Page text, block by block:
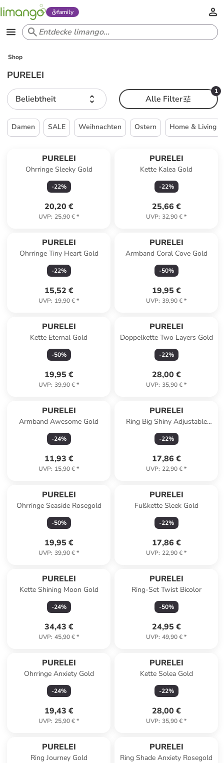
family
Shop
PURELEI
Beliebtheit
1
Alle Filter
Damen SALE Weihnachten Ostern Home & Living
PURELEI
Ohrringe Sleeky Gold
-22%
20,20 €
UVP: 25,90 €*
PURELEI
Kette Kalea Gold
-22%
25,66 €
UVP: 32,90 €*
PURELEI
Ohrringe Tiny Heart Gold
-22%
15,52 €
UVP: 19,90 €*
PURELEI
Armband Coral Cove Gold
-50%
19,95 €
UVP: 39,90 €*
PURELEI
Kette Eternal Gold
-50%
19,95 €
UVP: 39,90 €*
PURELEI
Doppelkette Two Layers Gold
-22%
28,00 €
UVP: 35,90 €*
PURELEI
Armband Awesome Gold
-24%
11,93 €
UVP: 15,90 €*
PURELEI
Ring Big Shiny Adjustable
Gold
-22%
17,86 €
UVP: 22,90 €*
PURELEI
Ohrringe Seaside Rosegold
-50%
19,95 €
UVP: 39,90 €*
PURELEI
Fußkette Sleek Gold
-22%
17,86 €
UVP: 22,90 €*
PURELEI
Kette Shining Moon Gold
-24%
34,43 €
UVP: 45,90 €*
PURELEI
Ring-Set Twist Bicolor
-50%
24,95 €
UVP: 49,90 €*
PURELEI
Ohrringe Anxiety Gold
-24%
19,43 €
UVP: 25,90 €*
PURELEI
Kette Solea Gold
-22%
28,00 €
UVP: 35,90 €*
PURELEI
Ring Journey Gold
PURELEI
Ring Shade Anxiety Rosegold